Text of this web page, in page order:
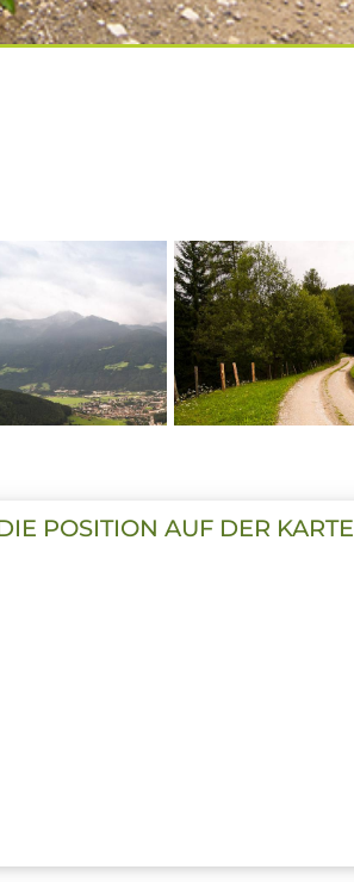
POSITION AUF DER KARTE